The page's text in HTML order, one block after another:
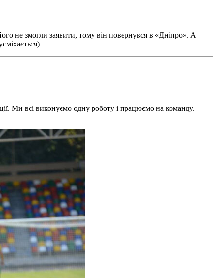
не змогли заявити, тому він повернувся в «Дніпро». А
Ми всі виконуємо одну роботу і працюємо на команду.